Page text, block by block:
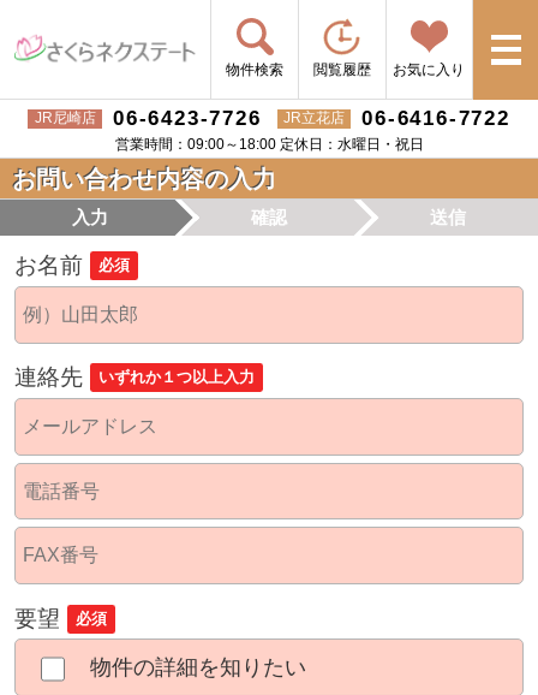
物件検索 閲覧履歴 お気に入り
JR尼崎店 06-6423-7726 JR立花店 06-6416-7722
営業時間：09:00～18:00 定休日：水曜日・祝日
お問い合わせ内容の入力
入力 確認 送信
お名前 必須
連絡先 いずれか１つ以上入力
要望 必須
物件の詳細を知りたい